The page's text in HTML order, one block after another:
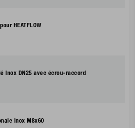
HEATFLOW
Inox DN25 avec écrou-raccord
inox M8x60